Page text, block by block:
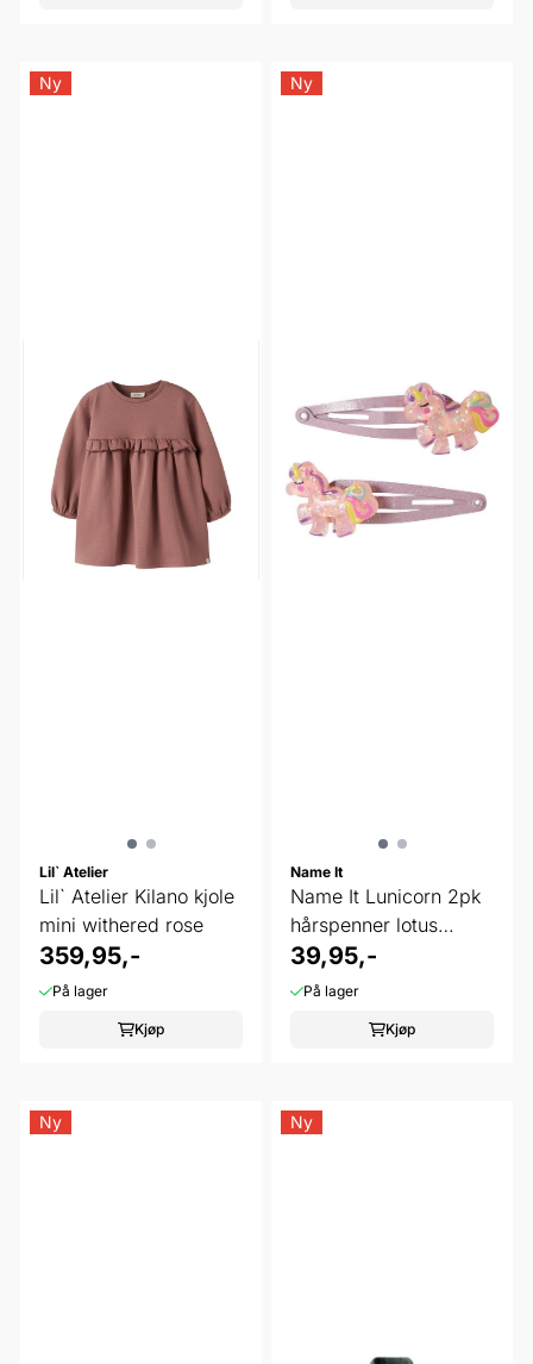
Ny
Lil` Atelier
Lil` Atelier Kilano kjole
mini withered rose
359,95,-
På lager
Kjøp
Ny
Name It
Name It Lunicorn 2pk
hårspenner lotus
enhjørning
39,95,-
På lager
Kjøp
Ny Ny